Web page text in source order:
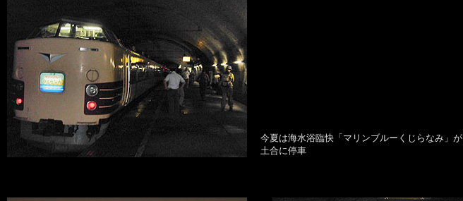
今夏は海水浴臨快「マリンブルーくじらなみ」が
土合に停車